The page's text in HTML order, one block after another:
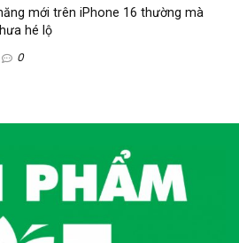
mới trên iPhone 16 thường mà
hé lộ
0